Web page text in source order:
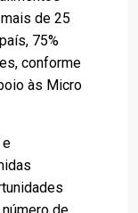
de 25
75%
conforme
às Micro
e